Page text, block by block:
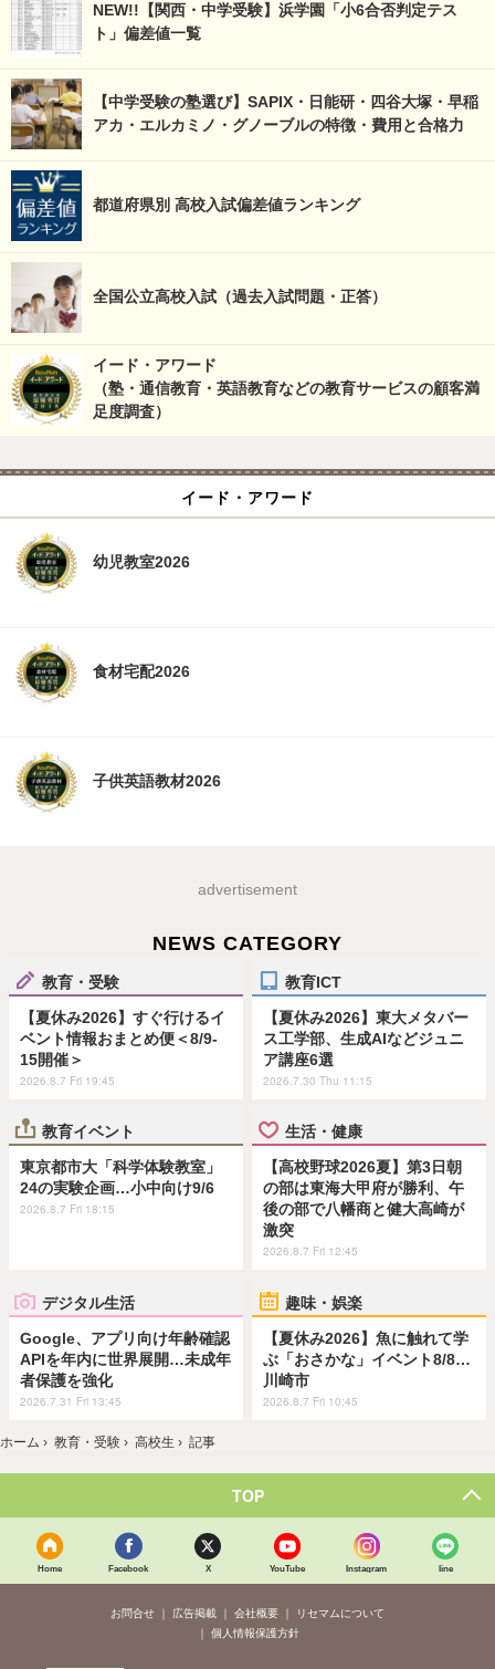
NEW!!【関西・中学受験】浜学園「小6合否判定テス
ト」偏差値一覧
【中学受験の塾選び】SAPIX・日能研・四谷大塚・早稲
アカ・エルカミノ・グノーブルの特徴・費用と合格力
都道府県別 高校入試偏差値ランキング
全国公立高校入試（過去入試問題・正答）
イード・アワード
（塾・通信教育・英語教育などの教育サービスの顧客満
足度調査）
イード・アワード
幼児教室2026
食材宅配2026
子供英語教材2026
advertisement
NEWS CATEGORY
教育・受験
【夏休み2026】すぐ行けるイ
ベント情報おまとめ便＜8/9-
15開催＞
2026.8.7 Fri 19:45
教育ICT
【夏休み2026】東大メタバー
ス工学部、生成AIなどジュニ
ア講座6選
2026.7.30 Thu 11:15
教育イベント
東京都市大「科学体験教室」
24の実験企画…小中向け9/6
2026.8.7 Fri 18:15
生活・健康
【高校野球2026夏】第3日朝
の部は東海大甲府が勝利、午
後の部で八幡商と健大高崎が
激突
2026.8.7 Fri 12:45
デジタル生活
Google、アプリ向け年齢確認
APIを年内に世界展開…未成年
者保護を強化
2026.7.31 Fri 13:45
趣味・娯楽
【夏休み2026】魚に触れて学
ぶ「おさかな」イベント8/8…
川崎市
2026.8.7 Fri 10:45
ホーム › 教育・受験 › 高校生 › 記事
TOP
Home Facebook X YouTube Instagram line
お問合せ 広告掲載 会社概要
リセマムについて
個人情報保護方針